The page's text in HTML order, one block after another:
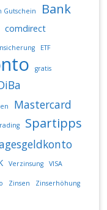
Gutschein Bank
comdirect
ETF
gratis
Mastercard
Spartipps
Verzinsung VISA
Zinsen Zinserhöhung